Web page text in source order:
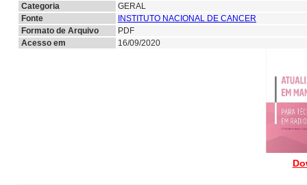
Categoria
GERAL
Fonte
INSTITUTO NACIONAL DE CANCER
Formato de Arquivo
PDF
Acesso em
16/09/2020